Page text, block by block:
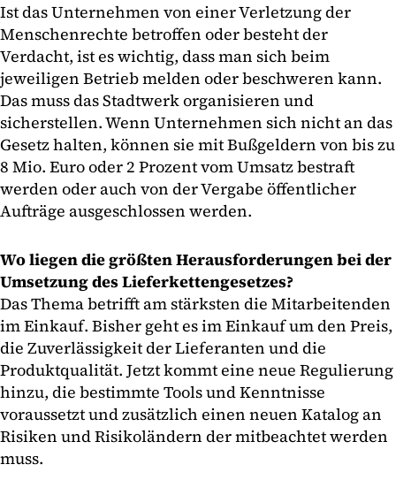
Ist das Unternehmen von einer Verletzung der
Menschenrechte betroffen oder besteht der
Verdacht, ist es wichtig, dass man sich beim
jeweiligen Betrieb melden oder beschweren kann.
Das muss das Stadtwerk organisieren und
sicherstellen. Wenn Unternehmen sich nicht an das
Gesetz halten, können sie mit Bußgeldern von bis zu
8 Mio. Euro oder 2 Prozent vom Umsatz bestraft
werden oder auch von der Vergabe öffentlicher
Aufträge ausgeschlossen werden.
Wo liegen die größten Herausforderungen bei der
Umsetzung des Lieferkettengesetzes?
Das Thema betrifft am stärksten die Mitarbeitenden
im Einkauf. Bisher geht es im Einkauf um den Preis,
die Zuverlässigkeit der Lieferanten und die
Produktqualität. Jetzt kommt eine neue Regulierung
hinzu, die bestimmte Tools und Kenntnisse
voraussetzt und zusätzlich einen neuen Katalog an
Risiken und Risikoländern der mitbeachtet werden
muss.